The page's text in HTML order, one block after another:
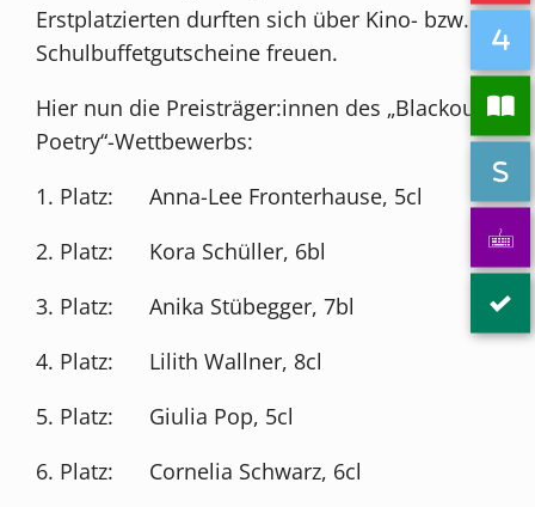
Erstplatzierten durften sich über Kino- bzw.
Schulbuffetgutscheine freuen.
Hier nun die Preisträger:innen des „Blackout-
Poetry“-Wettbewerbs:
1. Platz: Anna-Lee Fronterhause, 5cl
2. Platz: Kora Schüller, 6bl
3. Platz: Anika Stübegger, 7bl
4. Platz: Lilith Wallner, 8cl
5. Platz: Giulia Pop, 5cl
6. Platz: Cornelia Schwarz, 6cl